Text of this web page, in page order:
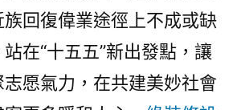
回復偉業途徑上不成或缺
在“十五五”新出發點，讓
愿氣力，在共建美妙社會